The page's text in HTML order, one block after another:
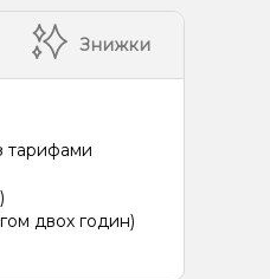
Ананас, Кавун, Диня
Знижки
тарифами
двох годин)